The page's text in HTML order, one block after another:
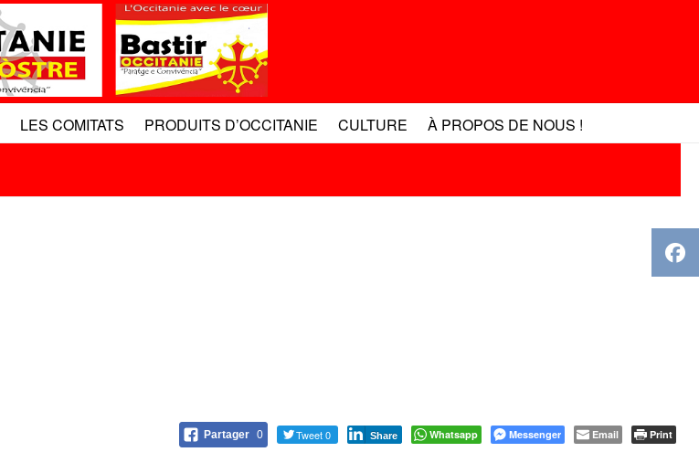
LES COMITATS PRODUITS D’OCCITANIE CULTURE À PROPOS DE NOUS !
Partager 0 Tweet 0 Share Whatsapp Messenger Email Print